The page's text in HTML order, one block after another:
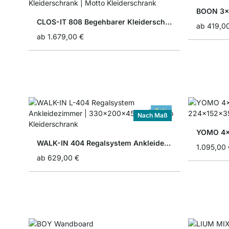
CLOS-IT 808 Begehbarer Kleiderschrank
ab 1.679,00 €
BOON
ab
Sale
Nach Maß
WALK-IN 404 Regalsystem Ankleidezimmer
ab 629,00 €
YOMO
1.095,00